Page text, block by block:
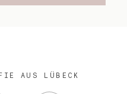
AUS LÜBECK